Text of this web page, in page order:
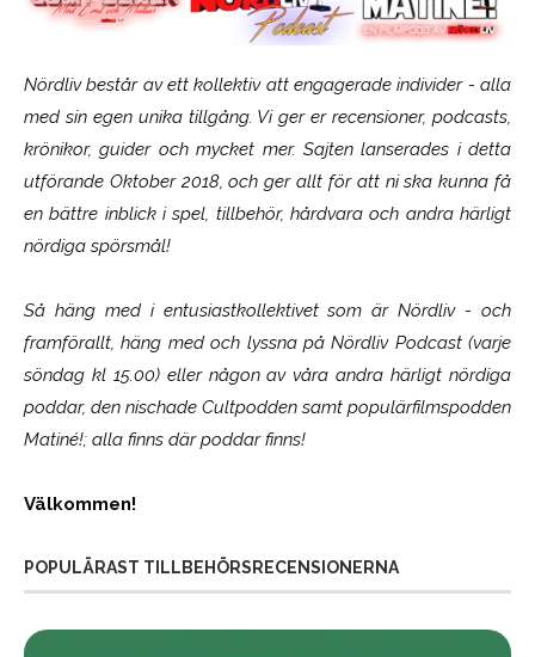
Nördliv består av ett kollektiv att engagerade individer - alla
med sin egen unika tillgång. Vi ger er recensioner, podcasts,
krönikor, guider och mycket mer. Sajten lanserades i detta
utförande Oktober 2018, och ger allt för att ni ska kunna få
en bättre inblick i spel, tillbehör, hårdvara och andra härligt
nördiga spörsmål!
Så häng med i entusiastkollektivet som ärNördliv- och
framförallt, häng med och lyssna på Nördliv Podcast (varje
söndag kl 15.00) eller någon av våra andra härligt nördiga
poddar, den nischade Cultpodden samt populärfilmspodden
Matiné!; alla finns där poddar finns!
Välkommen!
POPULÄRAST TILLBEHÖRSRECENSIONERNA